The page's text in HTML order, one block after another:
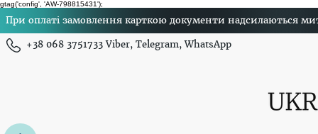
gtag('config', 'AW-798815431');
При оплаті замовлення карткою документи надсилаються
+38 068 3751733 Viber, Telegram, WhatsApp